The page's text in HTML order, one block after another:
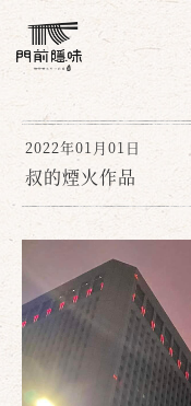
2022年01月01日
叔的煙火作品